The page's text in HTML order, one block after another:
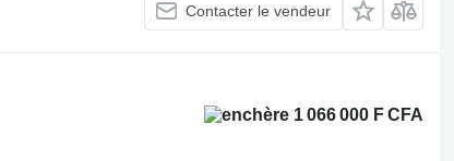
Contacter le vendeur
1 066 000 F CFA